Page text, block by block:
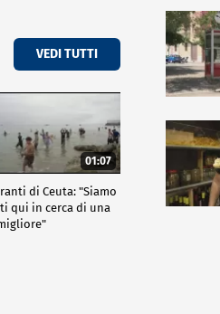
VEDI TUTTI
01:07
di Ceuta: "Siamo
qui in cerca di una